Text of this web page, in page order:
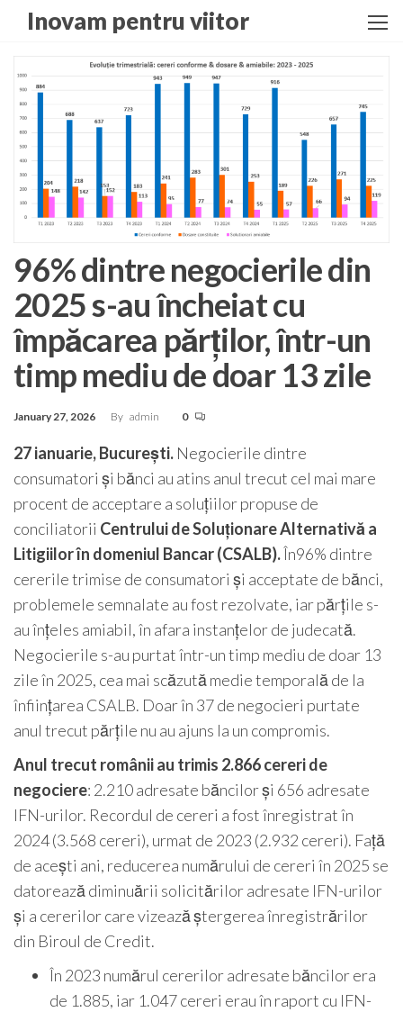
the
content
Inovam pentru viitor
96% dintre negocierile din
2025 s-au încheiat cu
împăcarea părților, într-un
timp mediu de doar 13 zile
January 27, 2026 By admin 0
27 ianuarie, București. Negocierile dintre
consumatori și bănci au atins anul trecut cel mai mare
procent de acceptare a soluțiilor propuse de
conciliatorii Centrului de Soluționare Alternativă a
Litigiilor în domeniul Bancar (CSALB).În96% dintre
cererile trimise de consumatori și acceptate de bănci,
problemele semnalate au fost rezolvate, iar părțile s-
au înțeles amiabil, în afara instanțelor de judecată.
Negocierile s-au purtat într-un timp mediu de doar 13
zile în 2025, cea mai scăzută medie temporală de la
înființarea CSALB. Doar în 37 de negocieri purtate
anul trecut părțile nu au ajuns la un compromis.
Anul trecut românii au trimis 2.866 cereri de
negociere: 2.210 adresate băncilor și 656 adresate
IFN-urilor. Recordul de cereri a fost înregistrat în
2024 (3.568 cereri), urmat de 2023 (2.932 cereri). Față
de acești ani, reducerea numărului de cereri în 2025 se
datorează diminuării solicitărilor adresate IFN-urilor
și a cererilor care vizează ștergerea înregistrărilor
din Biroul de Credit.
În 2023 numărul cererilor adresate băncilor era
de 1.885, iar 1.047 cereri erau în raport cu IFN-